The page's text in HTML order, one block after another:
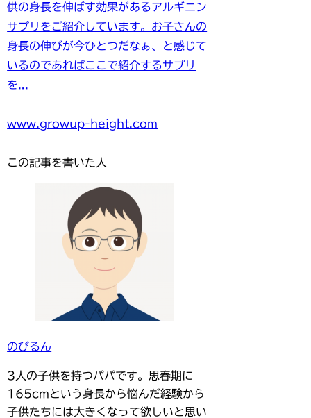
供の身長を伸ばす効果があるアルギニン
サプリをご紹介しています。お子さんの
身長の伸びが今ひとつだなぁ、と感じて
いるのであればここで紹介するサプリ
を...
www.growup-height.com
この記事を書いた人
のびるん
3人の子供を持つパパです。思春期に
165cmという身長から悩んだ経験から
子供たちには大きくなって欲しいと思い